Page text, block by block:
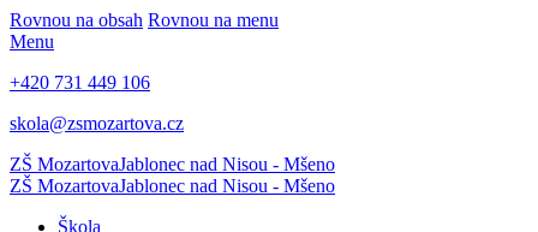
Rovnou na obsah Rovnou na menu
Menu
+420 731 449 106
skola@zsmozartova.cz
ZŠ MozartovaJablonec nad Nisou - Mšeno
ZŠ MozartovaJablonec nad Nisou - Mšeno
Škola